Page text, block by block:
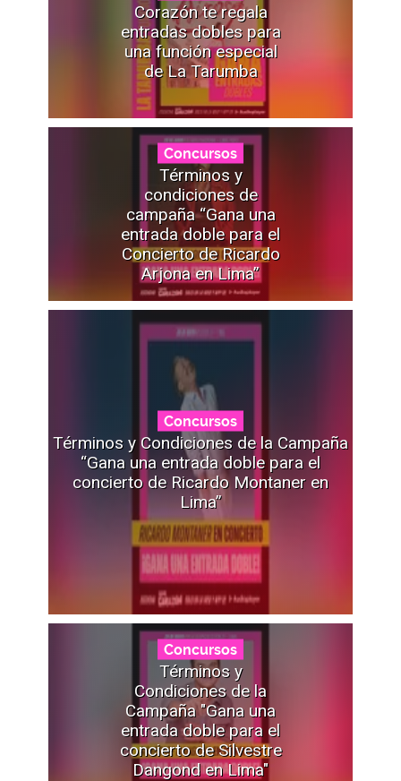
Corazón te regala
entradas dobles para
una función especial
de La Tarumba
Concursos
Términos y
condiciones de
campaña “Gana una
entrada doble para el
Concierto de Ricardo
Arjona en Lima”
Concursos
Términos y Condiciones de la Campaña
“Gana una entrada doble para el
concierto de Ricardo Montaner en
Lima”
Concursos
Términos y
Condiciones de la
Campaña "Gana una
entrada doble para el
concierto de Silvestre
Dangond en Lima"